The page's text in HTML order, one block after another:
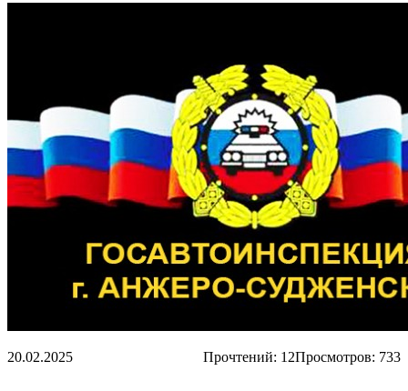
20.02.2025 Прочтений: 12Просмотров: 733